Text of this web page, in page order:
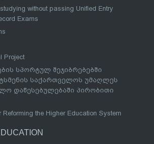
without passing Unified Entry
Exams
Project
სპორტულ შეჯიბრებებში
საქართველოს უმაღლეს
დაწესებულებაში პირობითი
Reforming the Higher Education System